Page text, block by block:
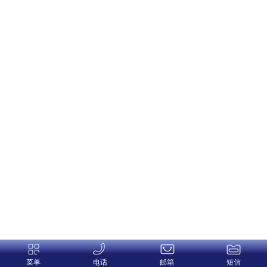
菜单 电话 邮箱 短信